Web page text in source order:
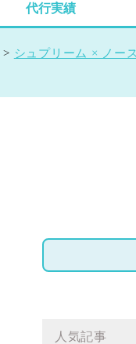
代行実績
> シュプリーム × ノー
検
索
人気記事